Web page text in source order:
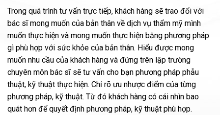
Trong quá trình tư vấn trực tiếp, khách hàng sẽ trao đổi với
bác sĩ mong muốn của bản thân về dịch vụ thẩm mỹ mình
muốn thực hiện và mong muốn thực hiện bằng phương pháp
gì phù hợp với sức khỏe của bản thân. Hiểu được mong
muốn nhu cầu của khách hàng và đứng trên lập trường
chuyên môn bác sĩ sẽ tư vấn cho bạn phương pháp phẫu
thuật, kỹ thuật thực hiện. Chỉ rõ ưu nhược điểm của từng
phương pháp, kỹ thuật. Từ đó khách hàng có cái nhìn bao
quát hơn để quyết định phương pháp, kỹ thuật phù hợp.